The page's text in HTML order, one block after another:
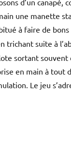
une manette
à faire de
trichant suite à
sortant souvent
en main à tout
Le jeu